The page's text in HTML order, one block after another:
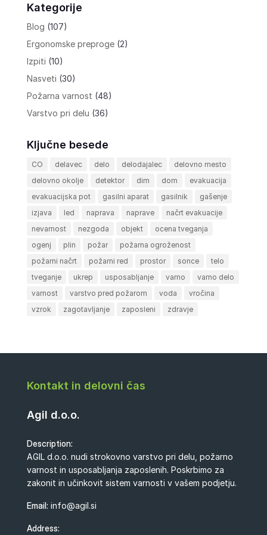
Kategorije
Blog (107)
Ergonomske preproge(2)
Izpiti (10)
Nasveti (30)
Požarna varnost (48)
Varstvo pri delu (36)
Ključne besede
CO delavec delo delodajalec
delovno mesto
delovno okolje
detektor dim dom
evakuacija
evakuacijska pot
gasilni aparat gasilnik
gašenje
izjava
led naprava naprave
načrt evakuacije
nevarnost
nezgoda objekt
ocena tveganja
ogenj
plin požar
požarna ogroženost
požarni načrt
požarni red prostor sonce
telo
tveganje
ukrep usposabljanje varno
varno delo
varnost
varstvo pred požarom voda
vročina
vzrok
zagotavljanje zaposleni zdravje
Kontakt in delovni čas
Agil d.o.o.
Description:
AGIL d.o.o. nudi strokovno varstvo pri delu, požarno
varnost in usposabljanja zaposlenih. Poskrbimo za
zakonit in učinkovit sistem varnosti v vašem podjetju.
Email: info@agil.si
Address: